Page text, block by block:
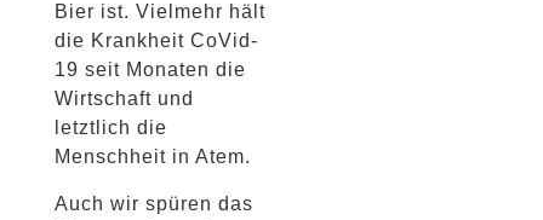
Bier ist. Vielmehr hält
die Krankheit CoVid-
19 seit Monaten die
Wirtschaft und
letztlich die
Menschheit in Atem.
Auch wir spüren das